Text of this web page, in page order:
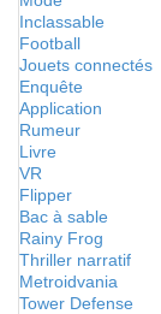
Inclassable
Football
Jouets connectés
Enquête
Application
Rumeur
Livre
VR
Flipper
Bac à sable
Rainy Frog
Thriller narratif
Metroidvania
Tower Defense